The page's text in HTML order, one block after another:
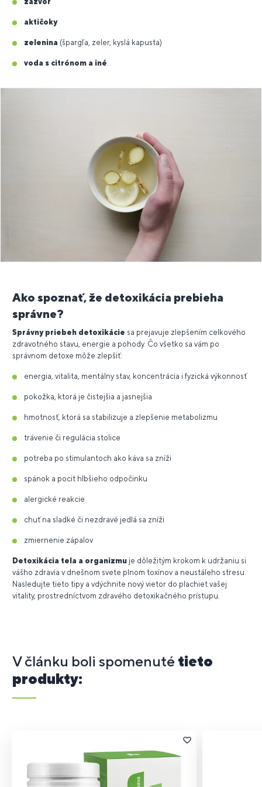
aktičoky
zelenina (špargľa, zeler, kyslá kapusta)
voda s citrónom a iné.
Ako spoznať, že detoxikácia prebieha
správne?
Správny priebeh detoxikácie sa prejavuje zlepšením celkového
zdravotného stavu, energie a pohody. Čo všetko sa vám po
správnom detoxe môže zlepšiť:
energia, vitalita, mentálny stav, koncentrácia i fyzická výkonnosť
pokožka, ktorá je čistejšia a jasnejšia
hmotnosť, ktorá sa stabilizuje a zlepšenie metabolizmu
trávenie či regulácia stolice
potreba po stimulantoch ako káva sa zníži
spánok a pocit hlbšieho odpočinku
alergické reakcie
chuť na sladké či nezdravé jedlá sa zníži
zmiernenie zápalov
Detoxikácia tela a organizmu je dôležitým krokom k udržaniu si
vášho zdravia v dnešnom svete plnom toxínov a neustáleho stresu.
Nasledujte tieto tipy a vdýchnite nový vietor do plachiet vašej
vitality, prostredníctvom zdravého detoxikačného prístupu.
V článku boli spomenuté tieto
produkty: